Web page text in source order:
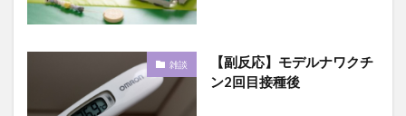
雑談
【副反応】モデルナワクチ
ン2回目接種後